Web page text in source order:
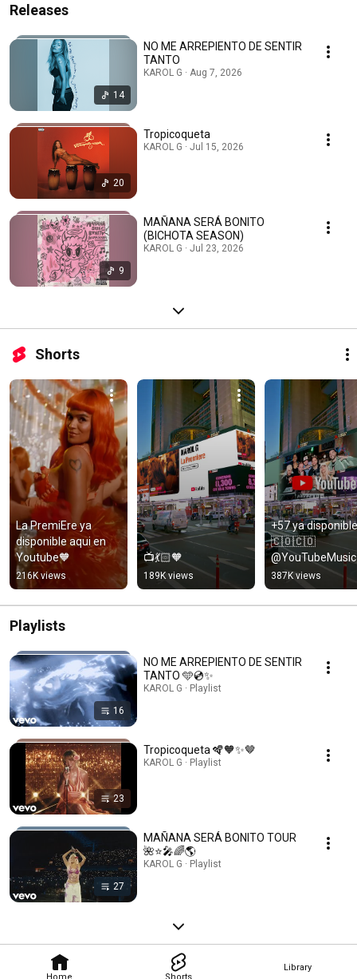
Home Shorts
Library
Releases
14
NO ME ARREPIENTO DE SENTIR
TANTO
KAROL G · Aug 7, 2026
20
Tropicoqueta
KAROL G · Jul 15, 2026
9
MAÑANA SERÁ BONITO
(BICHOTA SEASON)
KAROL G · Jul 23, 2026
Shorts
La PremiEre ya
disponible aqui en
Youtube🧡
216K views
📺💃🏻🧡
189K views
+57 ya disponible
🇨🇴🇨🇴
@YouTubeMusic
387K views
Playlists
16
NO ME ARREPIENTO DE SENTIR
TANTO 🩵💿✨
KAROL G · Playlist
23
Tropicoqueta 🪇🧡✨🤎
KAROL G · Playlist
27
MAÑANA SERÁ BONITO TOUR
🌺⭐️🎤🌈🌎
KAROL G · Playlist